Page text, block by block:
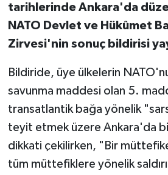
tarihlerinde Ankara'da
⁠NATO Devlet ve Hükûmet
Zirvesi'nin sonuç bildirisi
Bildiride, üye ülkelerin
savunma maddesi olan 5.
transatlantik bağa yönelik
teyit etmek üzere Ankara'da
dikkati çekilirken, "Bir
tüm müttefiklere yönelik